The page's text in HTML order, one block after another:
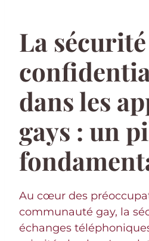
La
dans les
gays : un
Au cœur des
communauté gay, la
échanges